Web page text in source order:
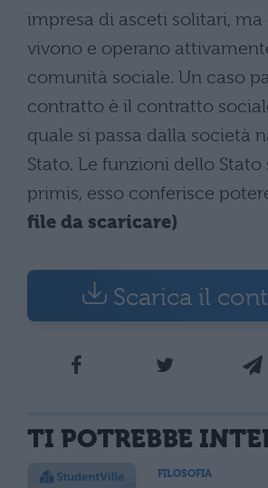
impresa di asceti solitari,
vivono e operano
comunità sociale. Un caso
contratto è il contratto
quale si passa dalla società
Stato. Le funzioni dello
primis, esso conferisce
file da scaricare)
Scarica il
TI POTREBBE
FILOSOFIA